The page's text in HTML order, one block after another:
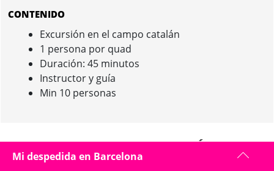
CONTENIDO
Excursión en el campo catalán
1 persona por quad
Duración: 45 minutos
Instructor y guía
Min 10 personas
QUAD IN BARCELONA : PRESENTACIÓN
Mi despedida en Barcelona